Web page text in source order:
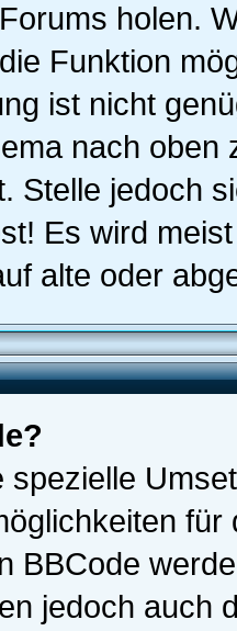
holen.
Funktion
ist nicht
nach oben
Stelle jedoch
Es wird
alte oder
spezielle
BBCode
jedoch auch